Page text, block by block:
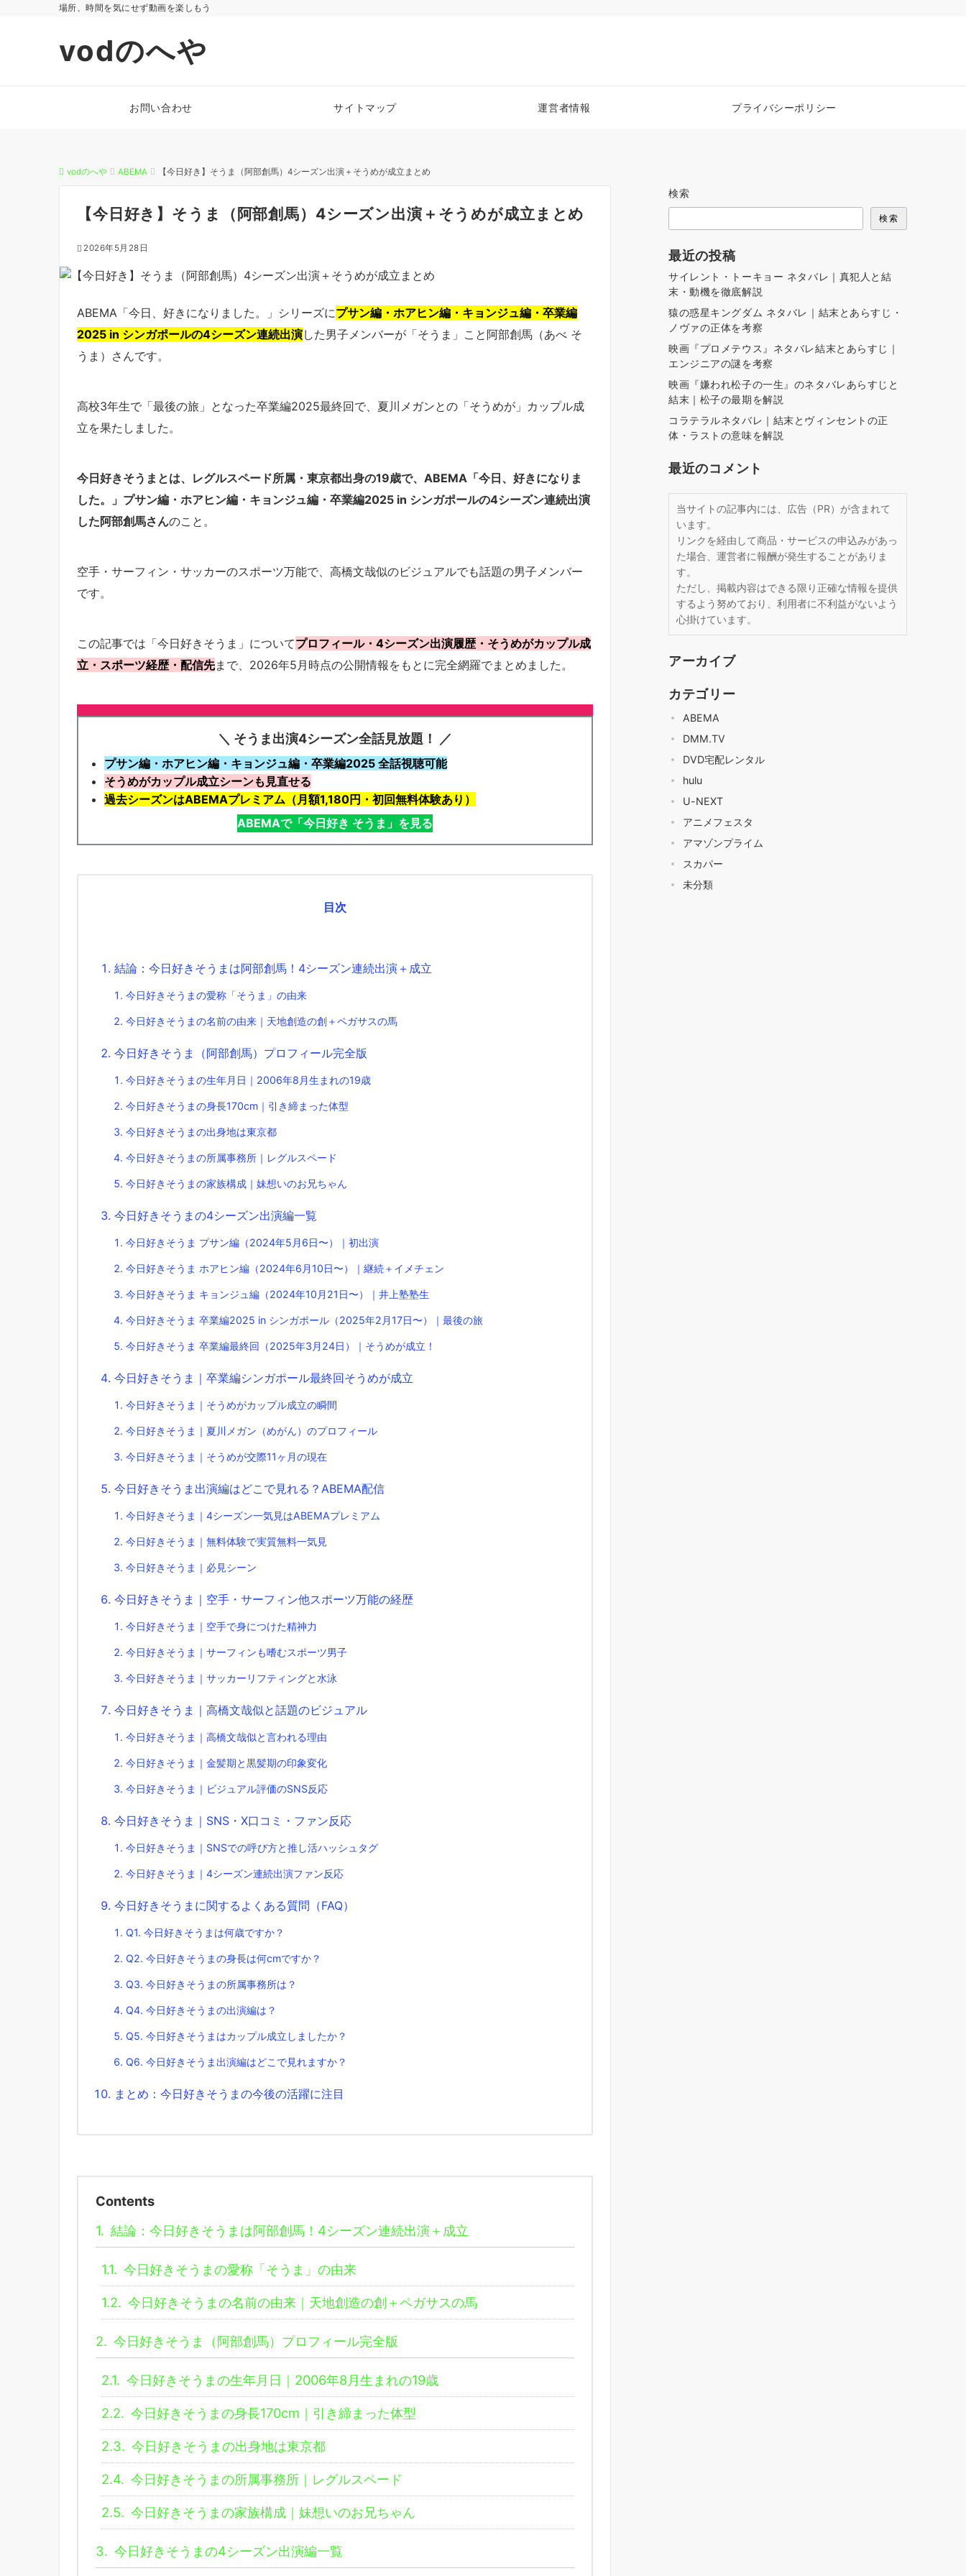
場所、時間を気にせず動画を楽しもう
vodのへや
お問い合わせ サイトマップ 運営者情報 プライバシーポリシー
vodのへや ABEMA 【今日好き】そうま（阿部創馬）4シーズン出演＋そうめが成立まとめ
【今日好き】そうま（阿部創馬）4シーズン出演＋そうめが成立まとめ
2026年5月28日
ABEMA「今日、好きになりました。」シリーズにプサン編・ホアヒン編・キョンジュ編・卒業編
2025 in シンガポールの4シーズン連続出演した男子メンバーが「そうま」こと阿部創馬（あべ そ
うま）さんです。
高校3年生で「最後の旅」となった卒業編2025最終回で、夏川メガンとの「そうめが」カップル成
立を果たしました。
今日好きそうまとは、レグルスペード所属・東京都出身の19歳で、ABEMA「今日、好きになりま
した。」プサン編・ホアヒン編・キョンジュ編・卒業編2025 in シンガポールの4シーズン連続出演
した阿部創馬さんのこと。
空手・サーフィン・サッカーのスポーツ万能で、高橋文哉似のビジュアルでも話題の男子メンバー
です。
この記事では「今日好きそうま」についてプロフィール・4シーズン出演履歴・そうめがカップル成
立・スポーツ経歴・配信先まで、2026年5月時点の公開情報をもとに完全網羅でまとめました。
＼ そうま出演4シーズン全話見放題！ ／
プサン編・ホアヒン編・キョンジュ編・卒業編2025 全話視聴可能
そうめがカップル成立シーンも見直せる
過去シーズンはABEMAプレミアム（月額1,180円・初回無料体験あり）
ABEMAで「今日好き そうま」を見る
目次
結論：今日好きそうまは阿部創馬！4シーズン連続出演＋成立
今日好きそうまの愛称「そうま」の由来
今日好きそうまの名前の由来｜天地創造の創＋ペガサスの馬
今日好きそうま（阿部創馬）プロフィール完全版
今日好きそうまの生年月日｜2006年8月生まれの19歳
今日好きそうまの身長170cm｜引き締まった体型
今日好きそうまの出身地は東京都
今日好きそうまの所属事務所｜レグルスペード
今日好きそうまの家族構成｜妹想いのお兄ちゃん
今日好きそうまの4シーズン出演編一覧
今日好きそうま プサン編（2024年5月6日〜）｜初出演
今日好きそうま ホアヒン編（2024年6月10日〜）｜継続＋イメチェン
今日好きそうま キョンジュ編（2024年10月21日〜）｜井上塾塾生
今日好きそうま 卒業編2025 in シンガポール（2025年2月17日〜）｜最後の旅
今日好きそうま 卒業編最終回（2025年3月24日）｜そうめが成立！
今日好きそうま｜卒業編シンガポール最終回そうめが成立
今日好きそうま｜そうめがカップル成立の瞬間
今日好きそうま｜夏川メガン（めがん）のプロフィール
今日好きそうま｜そうめが交際11ヶ月の現在
今日好きそうま出演編はどこで見れる？ABEMA配信
今日好きそうま｜4シーズン一気見はABEMAプレミアム
今日好きそうま｜無料体験で実質無料一気見
今日好きそうま｜必見シーン
今日好きそうま｜空手・サーフィン他スポーツ万能の経歴
今日好きそうま｜空手で身につけた精神力
今日好きそうま｜サーフィンも嗜むスポーツ男子
今日好きそうま｜サッカーリフティングと水泳
今日好きそうま｜高橋文哉似と話題のビジュアル
今日好きそうま｜高橋文哉似と言われる理由
今日好きそうま｜金髪期と黒髪期の印象変化
今日好きそうま｜ビジュアル評価のSNS反応
今日好きそうま｜SNS・X口コミ・ファン反応
今日好きそうま｜SNSでの呼び方と推し活ハッシュタグ
今日好きそうま｜4シーズン連続出演ファン反応
今日好きそうまに関するよくある質問（FAQ）
Q1. 今日好きそうまは何歳ですか？
Q2. 今日好きそうまの身長は何cmですか？
Q3. 今日好きそうまの所属事務所は？
Q4. 今日好きそうまの出演編は？
Q5. 今日好きそうまはカップル成立しましたか？
Q6. 今日好きそうま出演編はどこで見れますか？
まとめ：今日好きそうまの今後の活躍に注目
Contents
1. 結論：今日好きそうまは阿部創馬！4シーズン連続出演＋成立
1.1. 今日好きそうまの愛称「そうま」の由来
1.2. 今日好きそうまの名前の由来｜天地創造の創＋ペガサスの馬
2. 今日好きそうま（阿部創馬）プロフィール完全版
2.1. 今日好きそうまの生年月日｜2006年8月生まれの19歳
2.2. 今日好きそうまの身長170cm｜引き締まった体型
2.3. 今日好きそうまの出身地は東京都
2.4. 今日好きそうまの所属事務所｜レグルスペード
2.5. 今日好きそうまの家族構成｜妹想いのお兄ちゃん
3. 今日好きそうまの4シーズン出演編一覧
検索
検索
最近の投稿
サイレント・トーキョー ネタバレ｜真犯人と結
末・動機を徹底解説
猿の惑星キングダム ネタバレ｜結末とあらすじ・
ノヴァの正体を考察
映画『プロメテウス』ネタバレ結末とあらすじ｜
エンジニアの謎を考察
映画『嫌われ松子の一生』のネタバレあらすじと
結末｜松子の最期を解説
コラテラルネタバレ｜結末とヴィンセントの正
体・ラストの意味を解説
最近のコメント
当サイトの記事内には、広告（PR）が含まれて
います。
リンクを経由して商品・サービスの申込みがあっ
た場合、運営者に報酬が発生することがありま
す。
ただし、掲載内容はできる限り正確な情報を提供
するよう努めており、利用者に不利益がないよう
心掛けています。
アーカイブ
カテゴリー
ABEMA
DMM.TV
DVD宅配レンタル
hulu
U-NEXT
アニメフェスタ
アマゾンプライム
スカパー
未分類